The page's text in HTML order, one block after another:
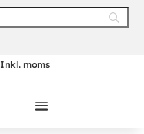
Inkl. moms